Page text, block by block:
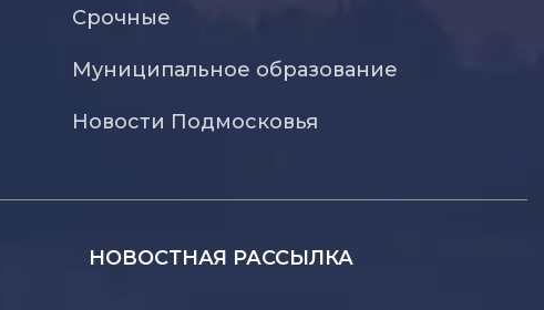
Срочные
Муниципальное образование
Новости Подмосковья
НОВОСТНАЯ РАССЫЛКА